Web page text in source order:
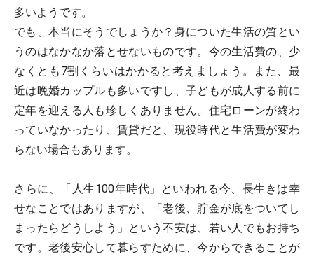
多いようです。
でも、本当にそうでしょうか？身についた生活の質とい
うのはなかなか落とせないものです。今の生活費の、少
なくとも7割くらいはかかると考えましょう。また、最
近は晩婚カップルも多いですし、子どもが成人する前に
定年を迎える人も珍しくありません。住宅ローンが終わ
っていなかったり、賃貸だと、現役時代と生活費が変わ
らない場合もあります。
さらに、「人生100年時代」といわれる今、長生きは幸
せなことではありますが、「老後、貯金が底をついてし
まったらどうしよう」という不安は、若い人でもお持ち
です。老後安心して暮らすために、今からできることが